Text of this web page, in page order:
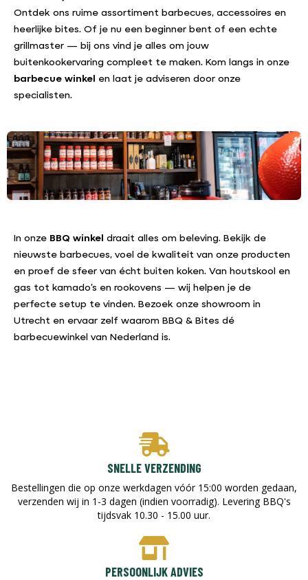
Ontdek ons ruime assortiment barbecues, accessoires en
heerlijke bites. Of je nu een beginner bent of een echte
grillmaster — bij ons vind je alles om jouw
buitenkookervaring compleet te maken. Kom langs in onze
barbecue winkel en laat je adviseren door onze
specialisten.
In onze BBQ winkel draait alles om beleving. Bekijk de
nieuwste barbecues, voel de kwaliteit van onze producten
en proef de sfeer van écht buiten koken. Van houtskool en
gas tot kamado’s en rookovens — wij helpen je de
perfecte setup te vinden. Bezoek onze showroom in
Utrecht en ervaar zelf waarom BBQ & Bites dé
barbecuewinkel van Nederland is.
SNELLE VERZENDING
Bestellingen die op onze werkdagen vóór 15:00 worden gedaan,
verzenden wij in 1-3 dagen (indien voorradig). Levering BBQ's
tijdsvak 10.30 - 15.00 uur.
PERSOONLIJK ADVIES